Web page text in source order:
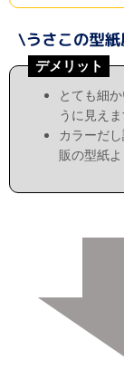
デメリット
とても細
うに見えま
カラーだ
販の型紙よ